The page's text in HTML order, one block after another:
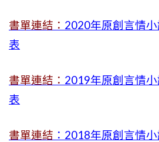
書單連結： 2020年原創言情
表
書單連結： 2019年原創言情
表
書單連結 ：2018年原創言情